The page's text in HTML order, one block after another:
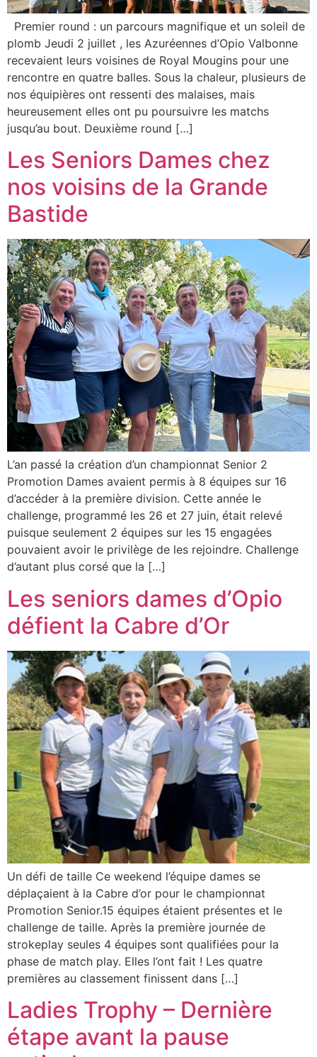
Premier round : un parcours magnifique et un soleil de
plomb Jeudi 2 juillet , les Azuréennes d’Opio Valbonne
recevaient leurs voisines de Royal Mougins pour une
rencontre en quatre balles. Sous la chaleur, plusieurs de
nos équipières ont ressenti des malaises, mais
heureusement elles ont pu poursuivre les matchs
jusqu’au bout. Deuxième round […]
Les Seniors Dames chez
nos voisins de la Grande
Bastide
L’an passé la création d’un championnat Senior 2
Promotion Dames avaient permis à 8 équipes sur 16
d’accéder à la première division. Cette année le
challenge, programmé les 26 et 27 juin, était relevé
puisque seulement 2 équipes sur les 15 engagées
pouvaient avoir le privilège de les rejoindre. Challenge
d’autant plus corsé que la […]
Les seniors dames d’Opio
défient la Cabre d’Or
Un défi de taille Ce weekend l’équipe dames se
déplaçaient à la Cabre d’or pour le championnat
Promotion Senior.15 équipes étaient présentes et le
challenge de taille. Après la première journée de
strokeplay seules 4 équipes sont qualifiées pour la
phase de match play. Elles l’ont fait ! Les quatre
premières au classement finissent dans […]
Ladies Trophy – Dernière
étape avant la pause